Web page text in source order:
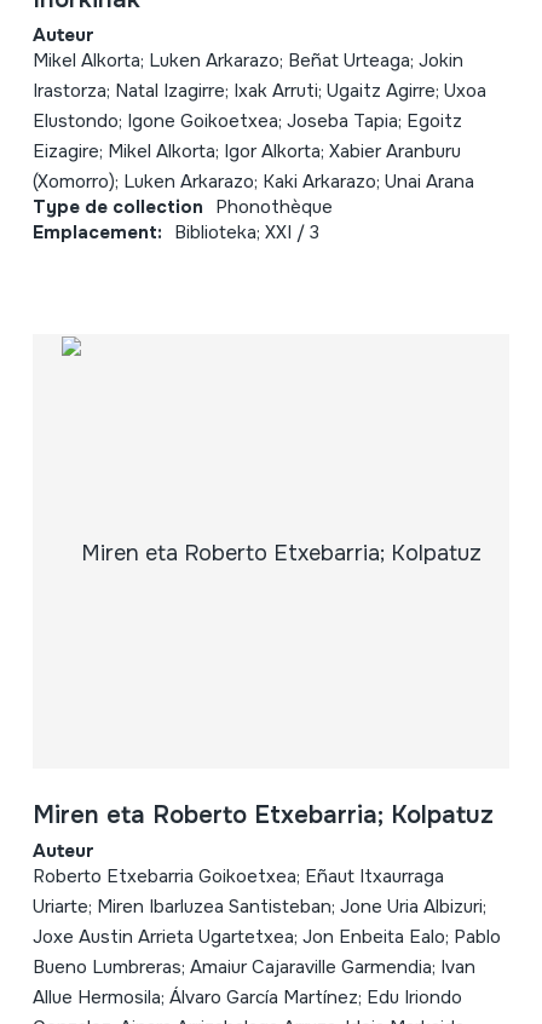
Auteur
Mikel Alkorta; Luken Arkarazo; Beñat Urteaga; Jokin
Irastorza; Natal Izagirre; Ixak Arruti; Ugaitz Agirre; Uxoa
Elustondo; Igone Goikoetxea; Joseba Tapia; Egoitz
Eizagire; Mikel Alkorta; Igor Alkorta; Xabier Aranburu
(Xomorro); Luken Arkarazo; Kaki Arkarazo; Unai Arana
Type de collection Phonothèque
Emplacement: Biblioteka; XXI / 3
Miren eta Roberto Etxebarria; Kolpatuz
Auteur
Roberto Etxebarria Goikoetxea; Eñaut Itxaurraga
Uriarte; Miren Ibarluzea Santisteban; Jone Uria Albizuri;
Joxe Austin Arrieta Ugartetxea; Jon Enbeita Ealo; Pablo
Bueno Lumbreras; Amaiur Cajaraville Garmendia; Ivan
Allue Hermosila; Álvaro García Martínez; Edu Iriondo